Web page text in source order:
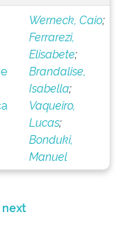
Werneck, Caio;
Ferrarezi,
Elisabete;
Brandalise,
Isabella;
Vaqueiro,
Lucas;
Bonduki,
Manuel
next